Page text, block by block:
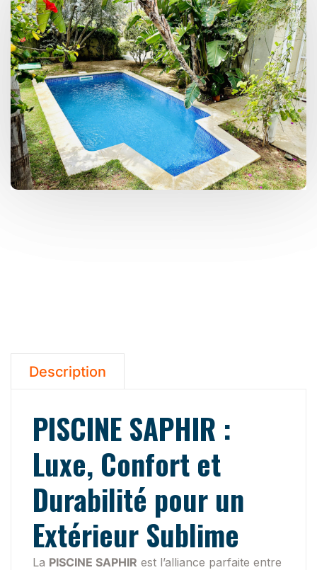
Description
PISCINE SAPHIR :
Luxe, Confort et
Durabilité pour un
Extérieur Sublime
La PISCINE SAPHIR est l’alliance parfaite entre